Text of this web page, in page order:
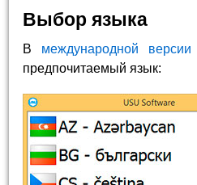
Выбор языка
В международной версии
предпочитаемый язык: